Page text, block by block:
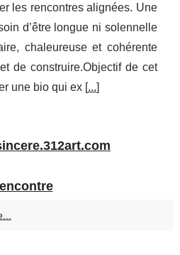
les rencontres alignées. Une
d’être longue ni solennelle
chaleureuse et cohérente
de construire.Objectif de cet
une bio qui ex [...]